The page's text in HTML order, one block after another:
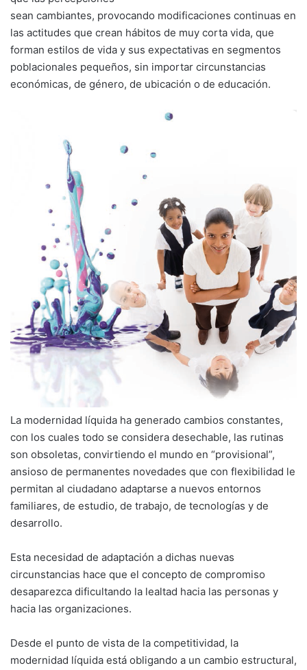
sean cambiantes, provocando modificaciones continuas en
las actitudes que crean hábitos de muy corta vida, que
forman estilos de vida y sus expectativas en segmentos
poblacionales pequeños, sin importar circunstancias
económicas, de género, de ubicación o de educación.
La modernidad líquida ha generado cambios constantes,
con los cuales todo se considera desechable, las rutinas
son obsoletas, convirtiendo el mundo en “provisional”,
ansioso de permanentes novedades que con flexibilidad le
permitan al ciudadano adaptarse a nuevos entornos
familiares, de estudio, de trabajo, de tecnologías y de
desarrollo.
Esta necesidad de adaptación a dichas nuevas
circunstancias hace que el concepto de compromiso
desaparezca dificultando la lealtad hacia las personas y
hacia las organizaciones.
Desde el punto de vista de la competitividad, la
modernidad líquida está obligando a un cambio estructural,